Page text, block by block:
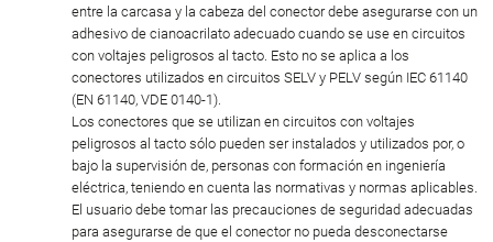
entre la carcasa y la cabeza del conector debe asegurarse con un
adhesivo de cianoacrilato adecuado cuando se use en circuitos
con voltajes peligrosos al tacto. Esto no se aplica a los
conectores utilizados en circuitos SELV y PELV según IEC 61140
(EN 61140, VDE 0140-1).
Los conectores que se utilizan en circuitos con voltajes
peligrosos al tacto sólo pueden ser instalados y utilizados por, o
bajo la supervisión de, personas con formación en ingeniería
eléctrica, teniendo en cuenta las normativas y normas aplicables.
El usuario debe tomar las precauciones de seguridad adecuadas
para asegurarse de que el conector no pueda desconectarse